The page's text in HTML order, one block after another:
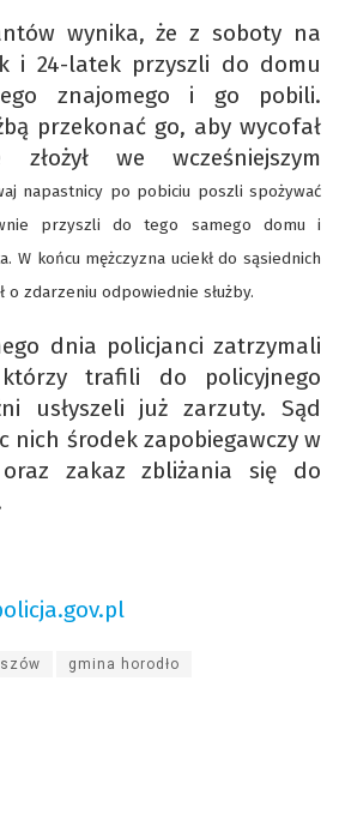
wynika, że z soboty na
i 24-latek przyszli do domu
znajomego i go pobili.
przekonać go, aby wycofał
we wcześniejszym
napastnicy po pobiciu poszli spożywać
przyszli do tego samego domu i
W końcu mężczyzna uciekł do sąsiednich
o zdarzeniu odpowiednie służby.
dnia policjanci zatrzymali
trafili do policyjnego
usłyszeli już zarzuty. Sąd
nich środek zapobiegawczy w
zakaz zbliżania się do
gmina horodło